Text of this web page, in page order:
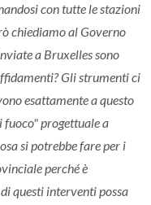
con tutte le stazioni
chiediamo al Governo
a Bruxelles sono
Gli strumenti ci
esattamente a questo
fuoco" progettuale a
si potrebbe fare per i
perché è
questi interventi possa